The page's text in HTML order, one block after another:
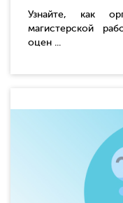
Узнайте, как
магистерской
оцен ...